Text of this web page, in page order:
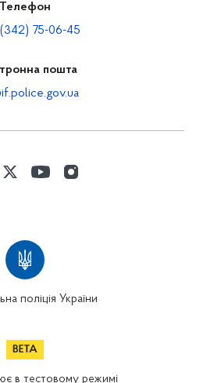
Телефон
75-06-45
пошта
поліція України
в тестовому режимі